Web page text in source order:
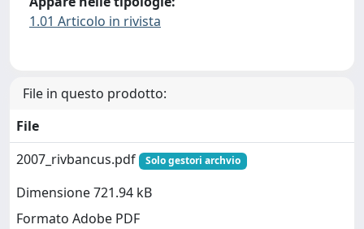
1.01 Articolo in rivista
File in questo prodotto:
File
2007_rivbancus.pdf
Solo gestori archvio
Dimensione 721.94 kB
Formato Adobe PDF